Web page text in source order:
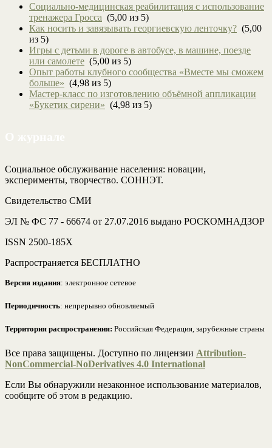
Социально-медицинская реабилитация с использование
тренажера Гросса (5,00 из 5)
Как носить и завязывать георгиевскую ленточку? (5,00
из 5)
Игры с детьми в дороге в автобусе, в машине, поезде
или самолете (5,00 из 5)
Опыт работы клубного сообщества «Вместе мы сможем
больше» (4,98 из 5)
Мастер-класс по изготовлению объёмной аппликации
«Букетик сирени» (4,98 из 5)
Социальное обслуживание населения: новации,
эксперименты, творчество. СОННЭТ.
Свидетельство СМИ
ЭЛ № ФС 77 - 66674 от 27.07.2016 выдано РОСКОМНАДЗОР
ISSN 2500-185Х
Распространяется БЕСПЛАТНО
Версия издания: электронное сетевое
Периодичность: непрерывно обновляемый
Территория распространения: Российская Федерация, зарубежные страны
Все права защищены. Доступно по лицензии Attribution-
NonCommercial-NoDerivatives 4.0 International
Если Вы обнаружили незаконное использование материалов,
сообщите об этом в редакцию.